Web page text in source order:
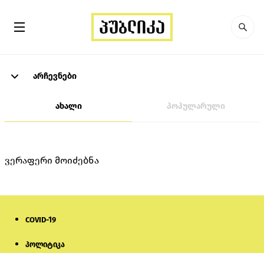
არჩევნები
ახალი პოპულარული
ვერაფერი მოიძებნა
COVID-19
პოლიტიკა